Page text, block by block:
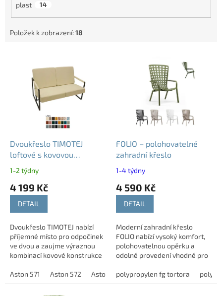
plast 14
Položek k zobrazení:18
Dvoukřeslo TIMOTEJ
loftové s kovovou
1-2 týdny
4 199 Kč
DETAIL
Dvoukřeslo TIMOTEJ nabízí
příjemné místo pro odpočinek
ve dvou a zaujme výraznou
kombinací kovové konstrukce
Skvěle vynikne v zimní
zahradě, altánu, na...
Aston 571 Aston 572 Aston 573 Aston 574 Aston 575
FOLIO – polohovatelné
zahradní křeslo
1-4 týdny
4 590 Kč
DETAIL
Moderní zahradní křeslo
FOLIO nabízí vysoký komfort,
polohovatelnou opěrku a
odolné provedení vhodné pro
možnosti dokoupení čalounění
nebo...
polypropylen fg tortora